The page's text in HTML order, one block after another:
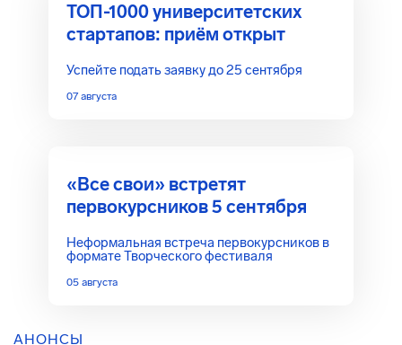
ТОП-1000 университетских
стартапов: приём открыт
Успейте подать заявку до 25 сентября
07 августа
«Все свои» встретят
первокурсников 5 сентября
Неформальная встреча первокурсников в
формате Творческого фестиваля
05 августа
АНОНСЫ